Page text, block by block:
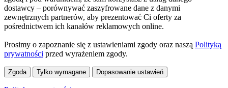
dostawcy – porównywać zaszyfrowane dane z danymi
zewnętrznych partnerów, aby prezentować Ci oferty za
pośrednictwem ich kanałów reklamowych online.
Prosimy o zapoznanie się z ustawieniami zgody oraz naszą Polityką
prywatności przed wyrażeniem zgody.
Zgoda Tylko wymagane Dopasowanie ustawień